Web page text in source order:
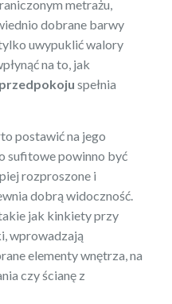
metrażu,
dobrane barwy
uwypuklić walory
na to, jak
spełnia
postawić na jego
sufitowe powinno być
rozproszone i
dobrą widoczność.
jak kinkiety przy
wprowadzają
elementy wnętrza, na
czy ścianę z